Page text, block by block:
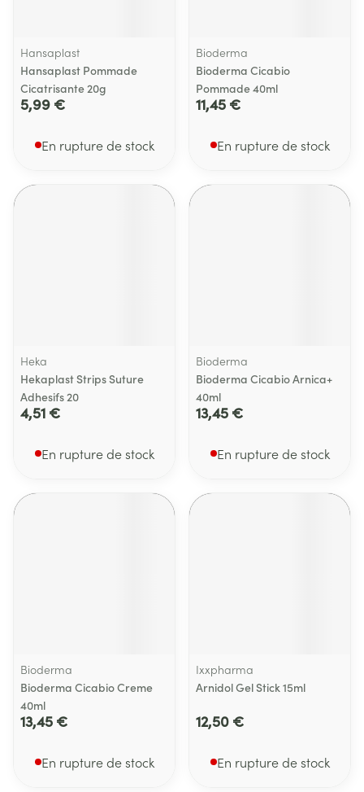
Hansaplast
Hansaplast Pommade
Cicatrisante 20g
5,99 €
En rupture de stock
Bioderma
Bioderma Cicabio
Pommade 40ml
11,45 €
En rupture de stock
Heka
Hekaplast Strips Suture
Adhesifs 20
4,51 €
En rupture de stock
Bioderma
Bioderma Cicabio Arnica+
40ml
13,45 €
En rupture de stock
Bioderma
Bioderma Cicabio Creme
40ml
13,45 €
En rupture de stock
Ixxpharma
Arnidol Gel Stick 15ml
12,50 €
En rupture de stock